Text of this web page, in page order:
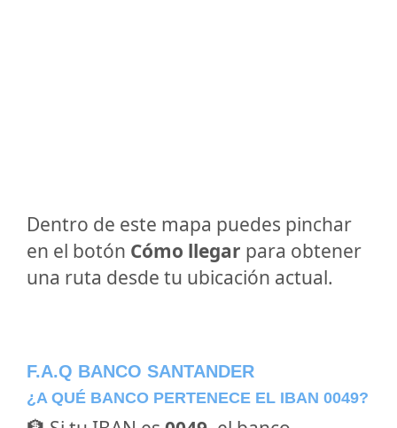
Dentro de este mapa puedes pinchar
en el botón Cómo llegar para obtener
una ruta desde tu ubicación actual.
F.A.Q BANCO SANTANDER
¿A QUÉ BANCO PERTENECE EL IBAN 0049?